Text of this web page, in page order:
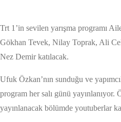
Trt 1’in sevilen yarışma programı
Gökhan Tevek, Nilay Toprak, Ali
Nez Demir katılacak.
Ufuk Özkan’nın sunduğu ve
program her salı günü yayınlanıyor.
yayınlanacak bölümde youtuberlar